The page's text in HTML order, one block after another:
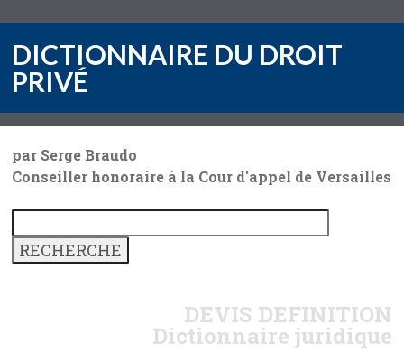
DICTIONNAIRE DU DROIT
PRIVÉ
par Serge Braudo
Conseiller honoraire à la Cour d'appel de Versailles
DEVIS DEFINITION
Dictionnaire juridique